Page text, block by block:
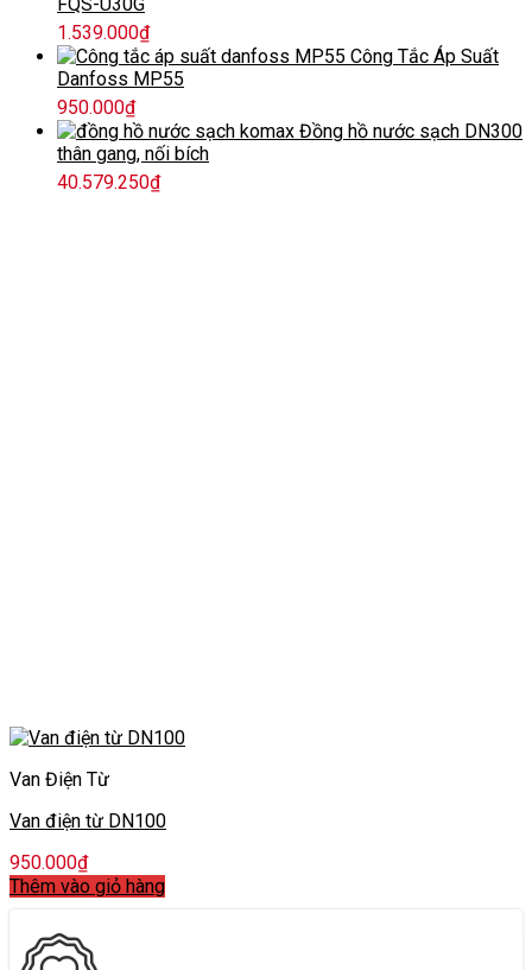
1.539.000₫
Công Tắc Áp Suất
Danfoss MP55
950.000₫
Đồng hồ nước sạch DN300
thân gang, nối bích
40.579.250₫
Van Điện Từ
Van điện từ DN100
950.000₫
Thêm vào giỏ hàng